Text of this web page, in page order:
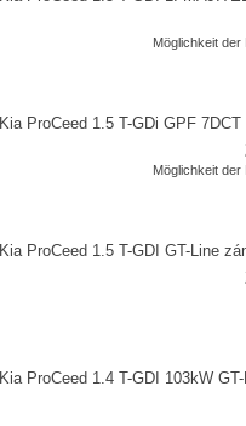
Möglichkeit
Kia ProCeed 1.5 T​-GDi GPF
Möglichkeit
Kia ProCeed 1.5 T​-GDI GT​-Line
Kia ProCeed 1.4 T​-GDI 103kW